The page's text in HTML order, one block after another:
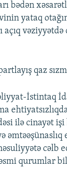
bədən
yataq
vəziyyətdə
qaz
İstintaq
ilə cinayət
cəlb
qurumlar